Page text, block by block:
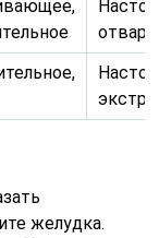
отвар
желудка.